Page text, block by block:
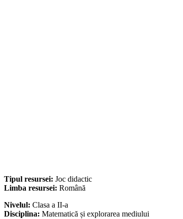
Tipul resursei: Joc didactic
Limba resursei: Română
Nivelul: Clasa a II-a
Disciplina: Matematică și explorarea mediului